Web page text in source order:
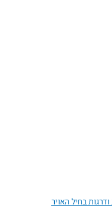
בחיל האויר